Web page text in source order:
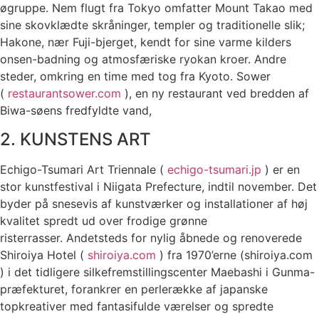
øgruppe. Nem flugt fra Tokyo omfatter Mount Takao med
sine skovklædte skråninger, templer og traditionelle slik;
Hakone, nær Fuji-bjerget, kendt for sine varme kilders
onsen-badning og atmosfæriske ryokan kroer. Andre
steder, omkring en time med tog fra Kyoto. Sower
( restaurantsower.com ), en ny restaurant ved bredden af ​​
Biwa-søens fredfyldte vand,
2. KUNSTENS ART
Echigo-Tsumari Art Triennale ( echigo-tsumari.jp ) er en
stor kunstfestival i Niigata Prefecture, indtil november. Det
byder på snesevis af kunstværker og installationer af høj
kvalitet spredt ud over frodige grønne
risterrasser. Andetsteds for nylig åbnede og renoverede
Shiroiya Hotel ( shiroiya.com ) fra 1970’erne (shiroiya.com
) i det tidligere silkefremstillingscenter Maebashi i Gunma-
præfekturet, forankrer en perlerække af japanske
topkreativer med fantasifulde værelser og spredte